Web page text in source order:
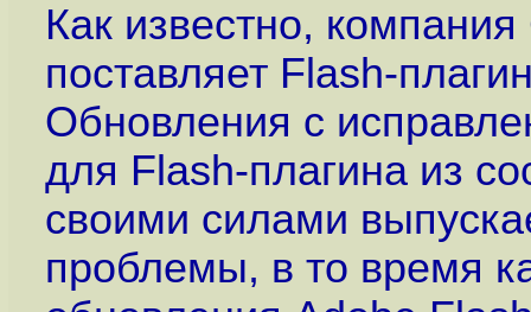
Как известно,
поставляет Flash-
Обновления с
для Flash-плагина из
своими силами
проблемы, в то время